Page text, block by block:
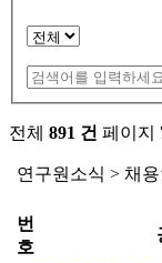
전체 891 건 페이지
연구원소식 > 채
번
호